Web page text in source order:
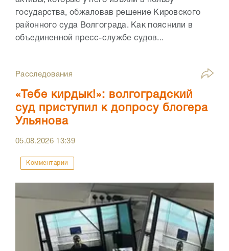
государства, обжаловав решение Кировского
районного суда Волгограда. Как пояснили в
объединенной пресс-службе судов...
Расследования
«Тебе кирдык!»: волгоградский
суд приступил к допросу блогера
Ульянова
05.08.2026 13:39
Комментарии